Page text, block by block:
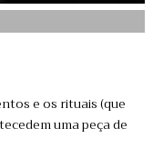
e os rituais (que
uma peça de